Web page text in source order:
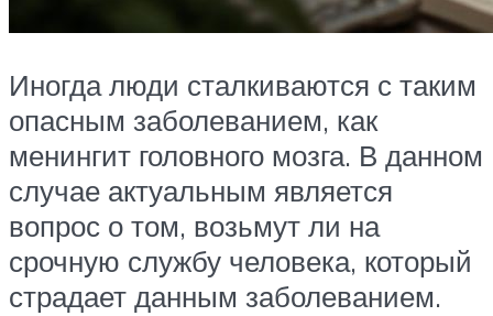
Иногда люди сталкиваются с таким
опасным заболеванием, как
менингит головного мозга. В данном
случае актуальным является
вопрос о том, возьмут ли на
срочную службу человека, который
страдает данным заболеванием.